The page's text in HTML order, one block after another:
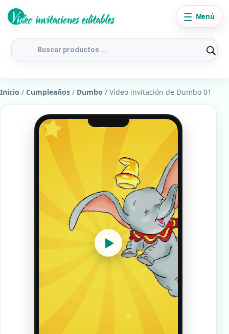
Búsqueda
productos
Menú
Inicio / Cumpleaños / Dumbo / Video invitación de Dumbo 01
▶